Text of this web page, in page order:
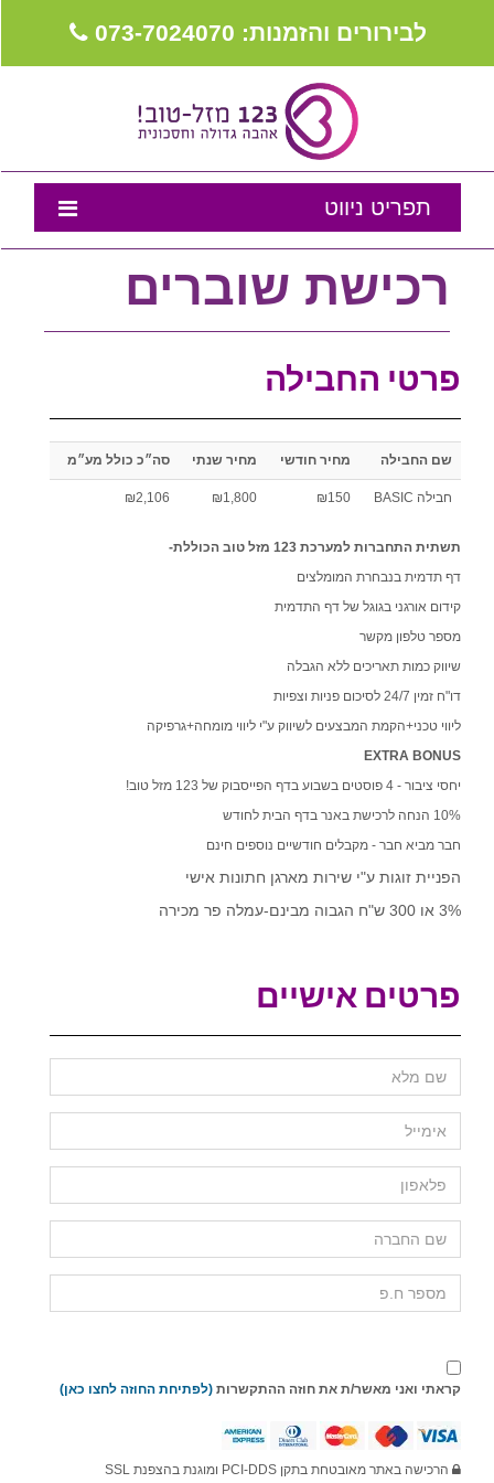
לבירורים והזמנות: 073-7024070
תפריט ניווט
דף הבית
נבחרת המומלצים
צור קשר
מועדון לקוחות
שירות אישי בקליק
רכישת שוברים
פרטי החבילה
שם החבילה מחיר חודשי מחיר שנתי סה״כ כולל מע״מ
חבילה BASIC ₪150
₪1,800
₪2,106
תשתית התחברות למערכת 123 מזל טוב הכוללת-
דף תדמית בנבחרת המומלצים
קידום אורגני בגוגל של דף התדמית
מספר טלפון מקשר
שיווק כמות תאריכים ללא הגבלה
דו"ח זמין 24/7 לסיכום פניות וצפיות
ליווי טכני+הקמת המבצעים לשיווק ע"י ליווי מומחה+גרפיקה
EXTRA BONUS
יחסי ציבור - 4 פוסטים בשבוע בדף הפייסבוק של 123 מזל טוב!
10% הנחה לרכישת באנר בדף הבית לחודש
חבר מביא חבר - מקבלים חודשיים נוספים חינם
הפניית זוגות ע"י שירות מארגן חתונות אישי
3% או 300 ש"ח הגבוה מבינם-עמלה פר מכירה
פרטים אישיים
קראתי ואני מאשר/ת את חוזה ההתקשרות (לפתיחת החוזה לחצו כאן)
הרכישה באתר מאובטחת בתקן PCI-DDS ומוגנת בהצפנת SSL